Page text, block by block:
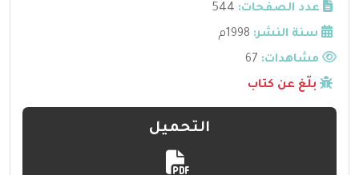
عدد الصفحات: 544
سنة النشر: 1998م
مشاهدات:
بلّغ عن كتاب
التحميل